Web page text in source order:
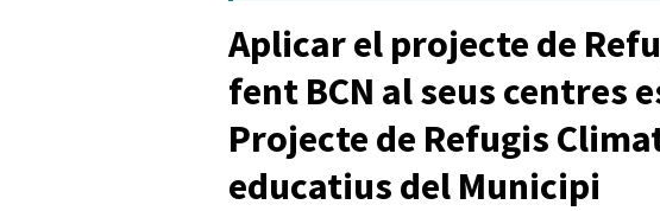
Aplicar el projecte de
fent BCN al seus centres
Projecte de Refugis
educatius del Municipi